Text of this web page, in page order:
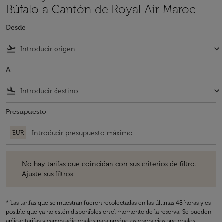
Búfalo a Cantón de Royal Air Maroc
Desde
flight_takeoff keyboard_arrow_down
A
flight_land keyboard_arrow_down
Presupuesto
EUR
No hay tarifas que coincidan con sus criterios de filtro.
Ajuste sus filtros.
* Las tarifas que se muestran fueron recolectadas en las últimas 48 horas y es
posible que ya no estén disponibles en el momento de la reserva. Se pueden
aplicar tarifas y cargos adicionales para productos y servicios opcionales.